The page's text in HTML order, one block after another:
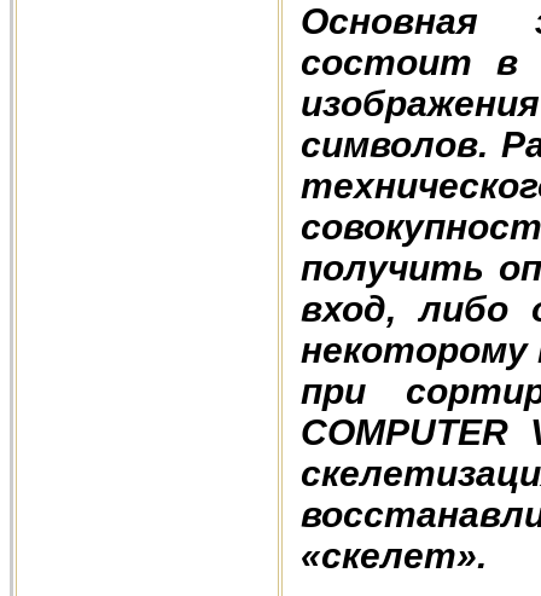
Основная
состоит в
символов.
получить
вход, либо
некоторому
при
«скелет».